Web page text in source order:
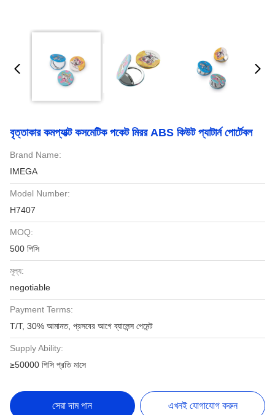
বৃত্তাকার কমপ্যাক্ট কসমেটিক পকেট মিরর ABS কিউট প্যাটার্ন পোর্টেবল
Brand Name:
IMEGA
Model Number:
H7407
MOQ:
500 পিসি
মূল্য:
negotiable
Payment Terms:
T/T, 30% আমানত, প্রসবের আগে ব্যালেন্স পেমেন্ট
Supply Ability:
≥50000 পিসি প্রতি মাসে
সেরা দাম পান এখনই যোগাযোগ করুন